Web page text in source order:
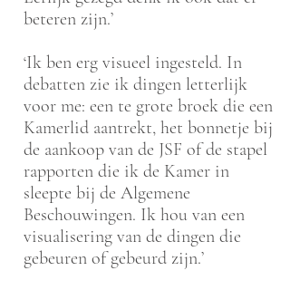
beteren zijn.’
‘Ik ben erg visueel ingesteld. In
debatten zie ik dingen letterlijk
voor me: een te grote broek die een
Kamerlid aantrekt, het bonnetje bij
de aankoop van de JSF of de stapel
rapporten die ik de Kamer in
sleepte bij de Algemene
Beschouwingen. Ik hou van een
visualisering van de dingen die
gebeuren of gebeurd zijn.’